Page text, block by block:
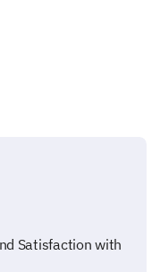
Satisfaction with